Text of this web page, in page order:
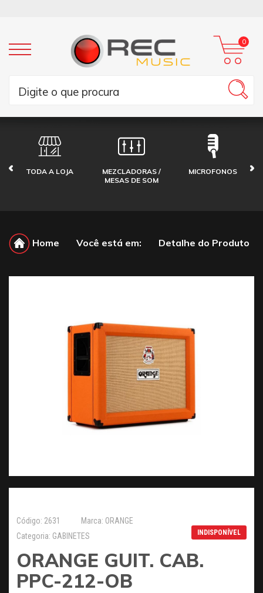
0
TODA A LOJA
MEZCLADORAS /
MESAS DE SOM
MICROFONOS
Home Você está em: Detalhe do Produto
Código: 2631
Marca: ORANGE
Categoria: GABINETES
INDISPONÍVEL
ORANGE GUIT. CAB.
PPC-212-OB